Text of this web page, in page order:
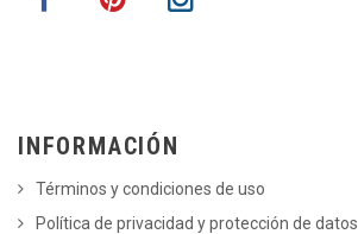
INFORMACIÓN
Términos y condiciones de uso
Política de privacidad y protección de datos